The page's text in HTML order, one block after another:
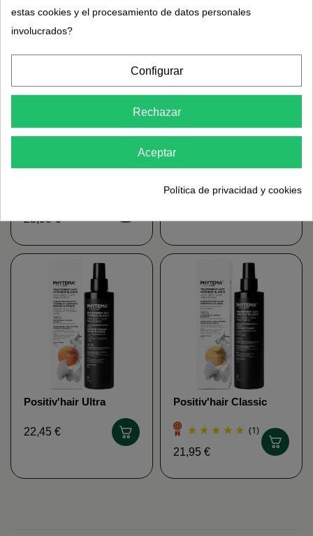
Positiv'hair intensive
25,90 €
Champú anti-caída
15,95 €
Positiv'hair Ultra
Phytema
22,45 €
Positiv'hair Classic
Phytéma
(1)
21,95 €
estas cookies y el procesamiento de datos personales
involucrados?
Configurar
Rechazar
Aceptar
Política de privacidad y cookies